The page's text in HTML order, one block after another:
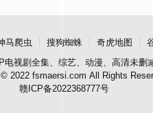
马爬虫 搜狗蜘蛛 奇虎地图
电视剧全集、综艺、动漫、高清未删
2022 fsmaersi.com All Rights
赣ICP备2022368777号